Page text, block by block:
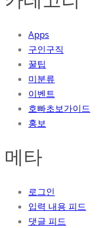
Apps
구인구직
꿀팁
미분류
이벤트
호빠초보가이드
홍보
메타
로그인
입력 내용 피드
댓글 피드